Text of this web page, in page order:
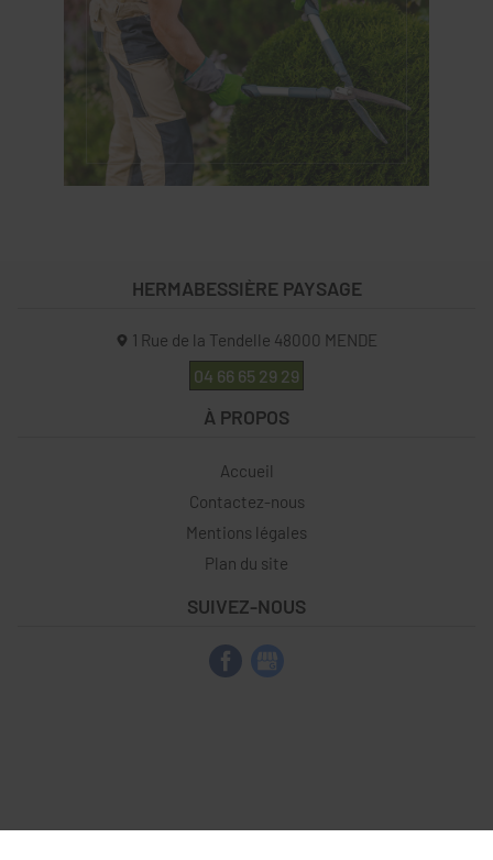
HERMABESSIÈRE PAYSAGE
1 Rue de la Tendelle 48000 MENDE
04 66 65 29 29
À PROPOS
Accueil
Contactez-nous
Mentions légales
Plan du site
SUIVEZ-NOUS